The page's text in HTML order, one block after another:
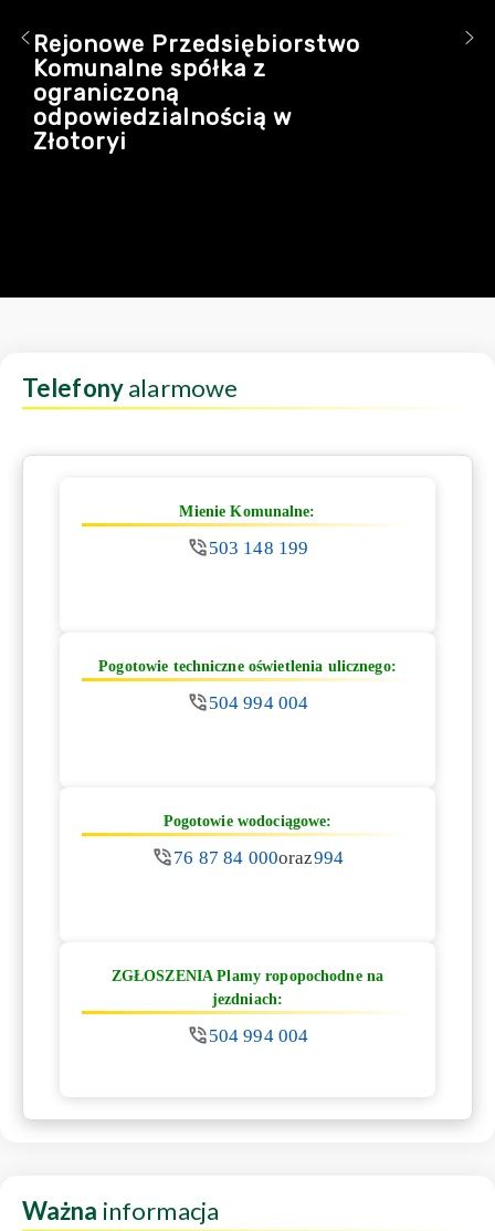
Rejonowe Przedsiębiorstwo
Komunalne spółka z
ograniczoną
odpowiedzialnością w
Złotoryi
Telefonyalarmowe
Mienie Komunalne:
503 148 199
Pogotowie techniczne oświetlenia ulicznego:
504 994 004
Pogotowie wodociągowe:
76 87 84 000oraz994
ZGŁOSZENIA Plamy ropopochodne na
jezdniach:
504 994 004
Ważna informacja